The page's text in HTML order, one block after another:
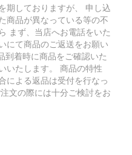
期しておりますが、 申し込
商品が異なっている等の不
まず、当店へお電話をいた
にて商品のご返送をお願い
到着時に商品をご確認いた
いたします。 商品の特性
による返品は受付を行なっ
文の際には十分ご検討をお